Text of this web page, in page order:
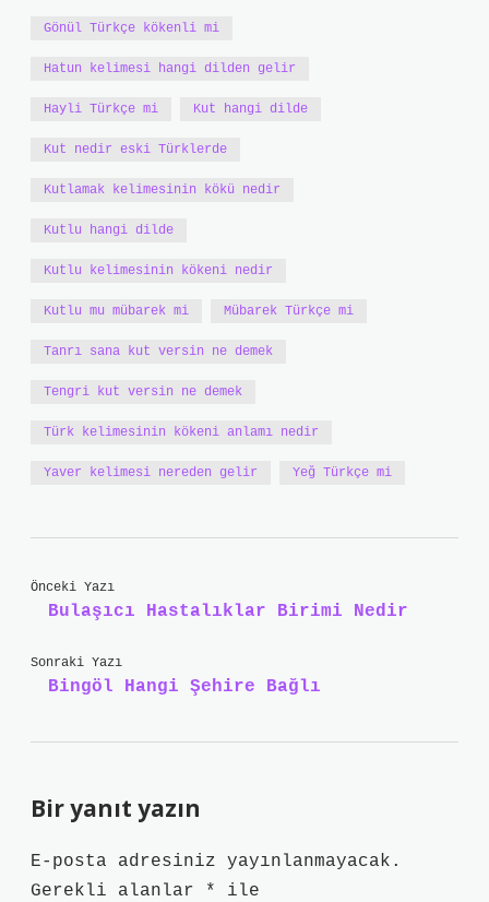
Gönül Türkçe kökenli mi
Hatun kelimesi hangi dilden gelir
Hayli Türkçe mi Kut hangi dilde
Kut nedir eski Türklerde
Kutlamak kelimesinin kökü nedir
Kutlu hangi dilde
Kutlu kelimesinin kökeni nedir
Kutlu mu mübarek mi Mübarek Türkçe mi
Tanrı sana kut versin ne demek
Tengri kut versin ne demek
Türk kelimesinin kökeni anlamı nedir
Yaver kelimesi nereden gelir Yeğ Türkçe mi
Önceki Yazı
Bulaşıcı Hastalıklar Birimi Nedir
Sonraki Yazı
Bingöl Hangi Şehire Bağlı
Bir yanıt yazın
E-posta adresiniz yayınlanmayacak.
Gerekli alanlar
*
ile